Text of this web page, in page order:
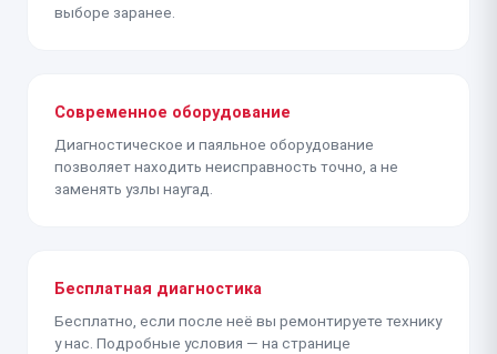
выборе заранее.
Современное оборудование
Диагностическое и паяльное оборудование
позволяет находить неисправность точно, а не
заменять узлы наугад.
Бесплатная диагностика
Бесплатно, если после неё вы ремонтируете технику
у нас. Подробные условия — на странице